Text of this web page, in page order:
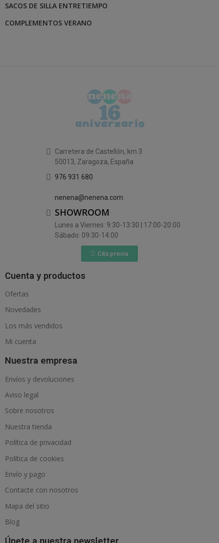
SACOS DE SILLA ENTRETIEMPO
COMPLEMENTOS VERANO
Carretera de Castellón, km 3
50013, Zaragoza, España
976 931 680
nenena@nenena.com
SHOWROOM
Lunes a Viernes: 9:30-13:30 | 17:00-20:00
Sábado: 09:30-14:00
Cita previa
Cuenta y productos
Ofertas
Novedades
Los más vendidos
Mi cuenta
Nuestra empresa
Envíos y devoluciones
Aviso legal
Sobre nosotros
Nuestra tienda
Política de privacidad
Política de cookies
Envío y pago
Contacte con nosotros
Mapa del sitio
Blog
Únete a nuestra newsletter